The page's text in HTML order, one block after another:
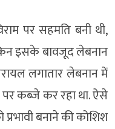
पर सहमति बनी थी,
इसके बावजूद लेबनान
लगातार लेबनान में
कब्जे कर रहा था. ऐसे
बनाने की कोशिश